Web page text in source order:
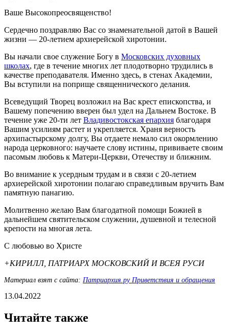
Ваше Высокопреосвященство!
Сердечно поздравляю Вас со знаменательной датой в Вашей
жизни — 20-летием архиерейской хиротонии.
Вы начали свое служение Богу в Московских духовных
школах, где в течение многих лет плодотворно трудились в
качестве преподавателя. Именно здесь, в стенах Академии,
Вы вступили на поприще священнического делания.
Всеведущий Творец возложил на Вас крест епископства, и
Вашему попечению вверен был удел на Дальнем Востоке. В
течение уже 20-ти лет Владивостокская епархия благодаря
Вашим усилиям растет и укрепляется. Храня верность
архипастырскому долгу, Вы отдаете немало сил окормлению
народа церковного: научаете слову истины, прививаете своим
пасомым любовь к Матери-Церкви, Отечеству и ближним.
Во внимание к усердным трудам и в связи с 20-летием
архиерейской хиротонии полагаю справедливым вручить Вам
памятную панагию.
Молитвенно желаю Вам благодатной помощи Божией в
дальнейшем святительском служении, душевной и телесной
крепости на многая лета.
С любовью во Христе
+КИРИЛЛ, ПАТРИАРХ МОСКОВСКИЙ И ВСЕЯ РУСИ
Материал взят с сайта: Патриархия.ру Приветствия и обращения
13.04.2022
Читайте также